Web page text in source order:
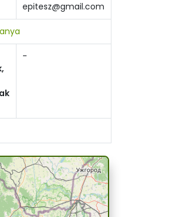
epitesz@gmail.com
-